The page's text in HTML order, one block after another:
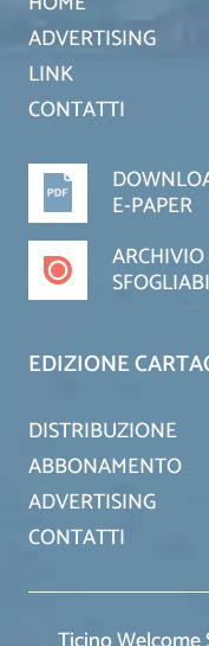
ADVERTISING
LINK
CONTATTI
E-PAPER
EDIZIONE
DISTRIBUZIONE
ABBONAMENTO
ADVERTISING
CONTATTI